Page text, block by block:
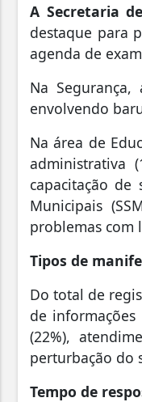
A Secretaria
destaque para
agenda de
Na
envolvendo
Na área de
administrativa
capacitação de
Municipais
problemas com
Tipos de
Do total de
de informações
(22%),
perturbação do
Tempo de